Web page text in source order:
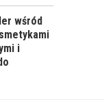
wśród
i